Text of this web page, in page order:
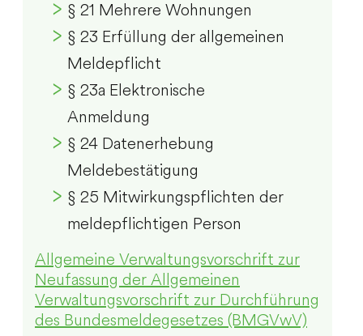
§ 21 Mehrere Wohnungen
§ 23 Erfüllung der allgemeinen
Meldepflicht
§ 23a Elektronische
Anmeldung
§ 24 Datenerhebung
Meldebestätigung
§ 25 Mitwirkungspflichten der
meldepflichtigen Person
Allgemeine Verwaltungsvorschrift zur
Neufassung der Allgemeinen
Verwaltungsvorschrift zur Durchführung
des Bundesmeldegesetzes (BMGVwV)